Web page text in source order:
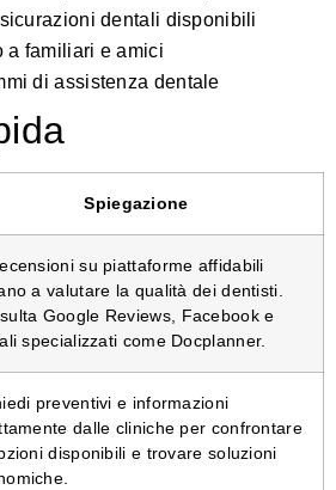
dentali disponibili
a familiari e amici
di assistenza dentale
Spiegazione
su piattaforme affidabili
a valutare la qualità dei dentisti.
Google Reviews, Facebook e
specializzati come Docplanner.
preventivi e informazioni
dalle cliniche per confrontare
disponibili e trovare soluzioni